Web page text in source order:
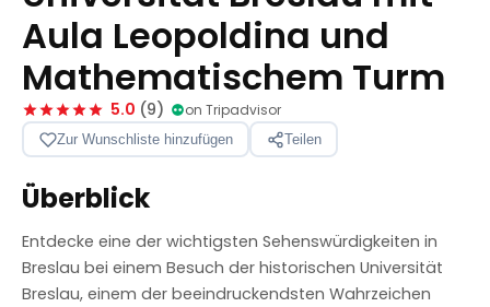
Aula Leopoldina und
Mathematischem Turm
5.0 (9) on Tripadvisor
Zur Wunschliste hinzufügen Teilen
‹
1/6
Überblick
Entdecke eine der wichtigsten Sehenswürdigkeiten in
Breslau bei einem Besuch der historischen Universität
Breslau, einem der beeindruckendsten Wahrzeichen